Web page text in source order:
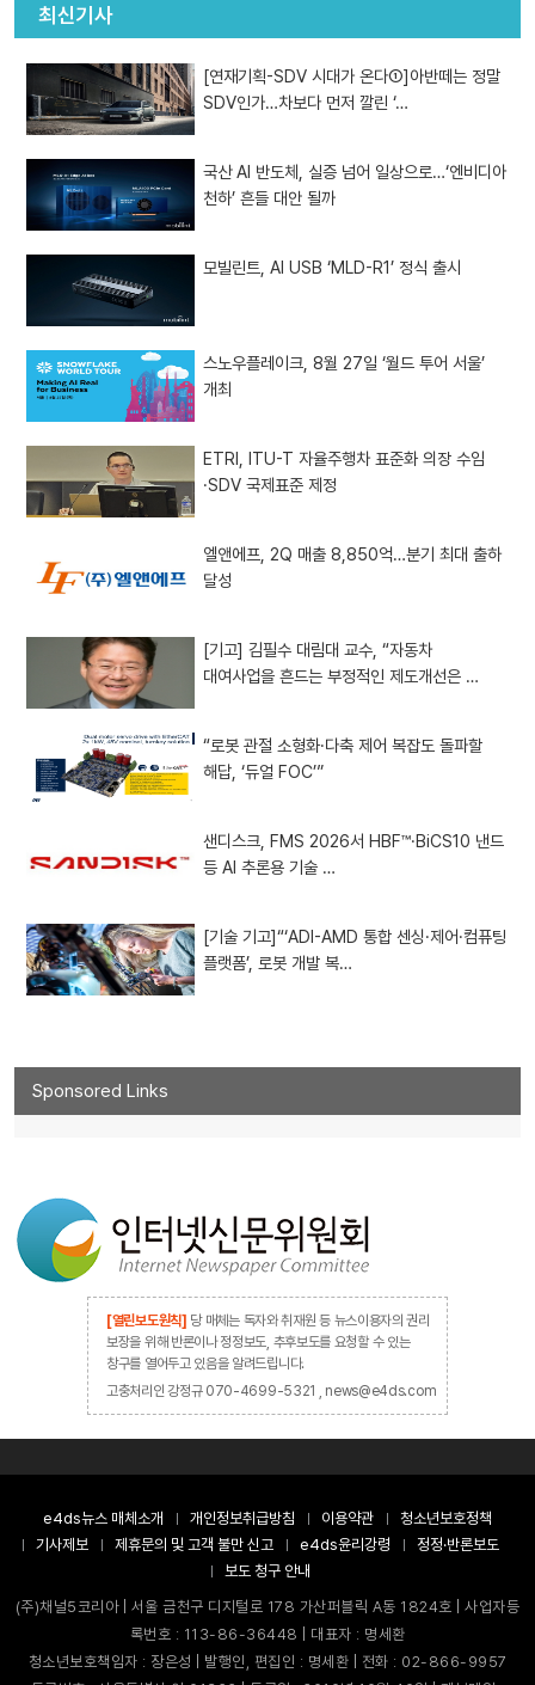
최신기사
[연재기획-SDV 시대가 온다①]아반떼는 정말
SDV인가…차보다 먼저 깔린 ‘…
국산 AI 반도체, 실증 넘어 일상으로…‘엔비디아
천하’ 흔들 대안 될까
모빌린트, AI USB ‘MLD-R1’ 정식 출시
스노우플레이크, 8월 27일 ‘월드 투어 서울’
개최
ETRI, ITU-T 자율주행차 표준화 의장 수임
·SDV 국제표준 제정
엘앤에프, 2Q 매출 8,850억…분기 최대 출하
달성
[기고] 김필수 대림대 교수, “자동차
대여사업을 흔드는 부정적인 제도개선은 …
“로봇 관절 소형화·다축 제어 복잡도 돌파할
해답, ‘듀얼 FOC’”
샌디스크, FMS 2026서 HBF™·BiCS10 낸드
등 AI 추론용 기술 …
[기술 기고]“‘ADI-AMD 통합 센싱·제어·컴퓨팅
플랫폼’, 로봇 개발 복…
Sponsored Links
[열린보도원칙] 당 매체는 독자와 취재원 등 뉴스이용자의 권리
보장을 위해 반론이나 정정보도, 추후보도를 요청할 수 있는
창구를 열어두고 있음을 알려드립니다.
고충처리인 강정규 070-4699-5321 , news@e4ds.com
e4ds뉴스 매체소개 개인정보취급방침 이용약관
청소년보호정책
기사제보
제휴문의 및 고객 불만 신고 e4ds윤리강령
정정·반론보도
보도 청구 안내
(주)채널5코리아 | 서울 금천구 디지털로 178 가산퍼블릭 A동 1824호 | 사업자등
록번호 : 113-86-36448 | 대표자 : 명세환
청소년보호책임자 : 장은성 | 발행인, 편집인 : 명세환 | 전화 : 02-866-9957